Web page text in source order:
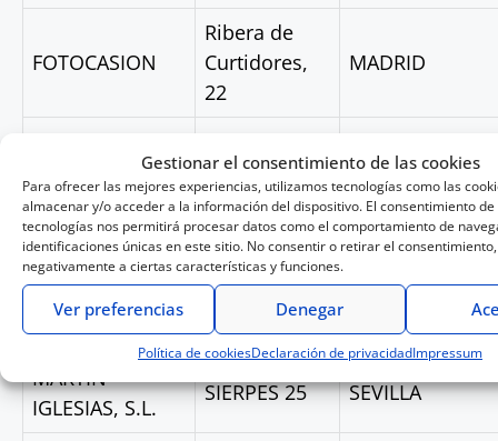
Gestionar el consentimiento de las cookies
Para ofrecer las mejores experiencias, utilizamos tecnologías como las
almacenar y/o acceder a la información del dispositivo. El consentimiento de
tecnologías nos permitirá procesar datos como el comportamiento de
identificaciones únicas en este sitio. No consentir o retirar el
negativamente a ciertas características y funciones.
Denegar
Ver preferencias
Política de cookiesDeclaración de privacidadImpressum
FOTOCASION
Ribera de
Curtidores,
22
MADRID
FOTOBOOM
romualdo 26,
MADRID
FOTOPRO, S.L.
CASTELLON,
2
VALENCIA
FOTO RUANO,
S.L.
OLMOS, 23
PALMA DE
MALLORCA
MARTIN
IGLESIAS, S.L.
SIERPES 25 SEVILLA